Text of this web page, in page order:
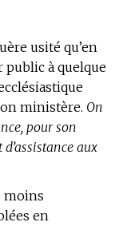
usité qu’en
public à quelque
ministère. On
pour son
aux
moins
en